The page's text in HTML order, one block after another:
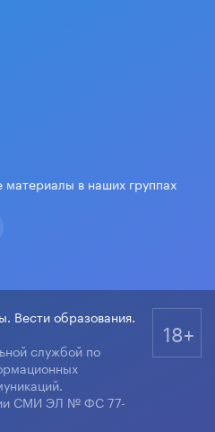
в наших группах
Вести образования.
службой по
СМИ ЭЛ № ФС 77-
18+